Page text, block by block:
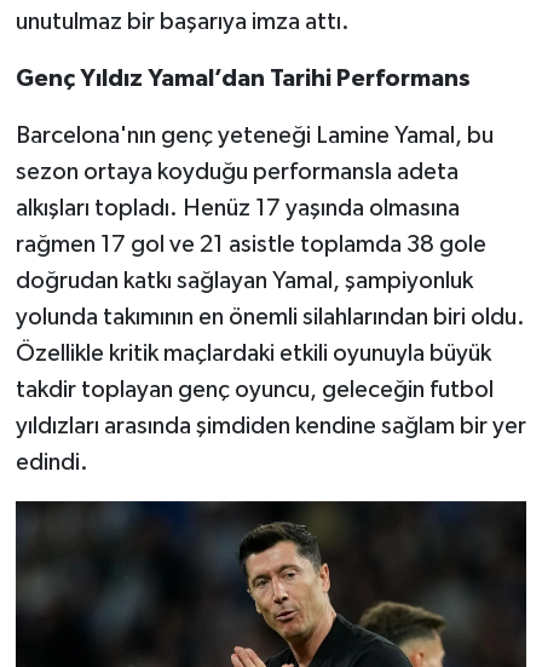
unutulmaz bir başarıya imza attı.
Genç Yıldız Yamal’dan Tarihi Performans
Barcelona'nın genç yeteneği Lamine Yamal, bu
sezon ortaya koyduğu performansla adeta
alkışları topladı. Henüz 17 yaşında olmasına
rağmen 17 gol ve 21 asistle toplamda 38 gole
doğrudan katkı sağlayan Yamal, şampiyonluk
yolunda takımının en önemli silahlarından biri oldu.
Özellikle kritik maçlardaki etkili oyunuyla büyük
takdir toplayan genç oyuncu, geleceğin futbol
yıldızları arasında şimdiden kendine sağlam bir yer
edindi.